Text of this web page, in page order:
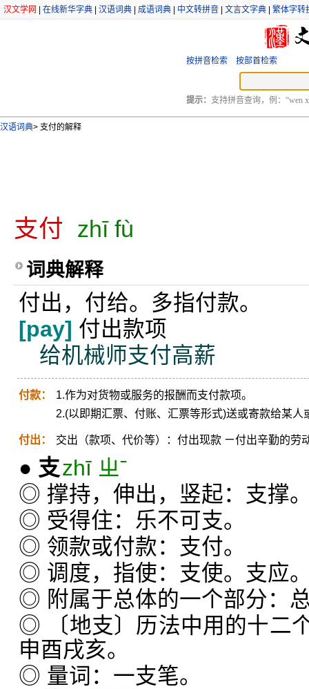
汉文学网 在线新华字典 汉语词典 成语词典 中文转拼音 文言文字典 繁体字转
按拼音检索 按部首检索
提示： 支持拼音查询，例：“wen
汉语词典> 支付的解释
支付 zhī fù
词典解释
付出，付给。多指付款。
[pay] 付出款项
给机械师支付高薪
付款：
1.作为对货物或服务的报酬而支付款项。
2.(以即期汇票、付账、汇票等形式)送或寄款给某
付出： 交出（款项、代价等）：付出现款 ㄧ付出辛勤的劳
● 支zhī ㄓˉ
◎ 撑持，伸出，竖起：支撑
◎ 受得住：乐不可支。
◎ 领款或付款：支付。
◎ 调度，指使：支使。支应
◎ 附属于总体的一个部分：
◎ 〔地支〕历法中用的十二
申酉戌亥。
◎ 量词：一支笔。